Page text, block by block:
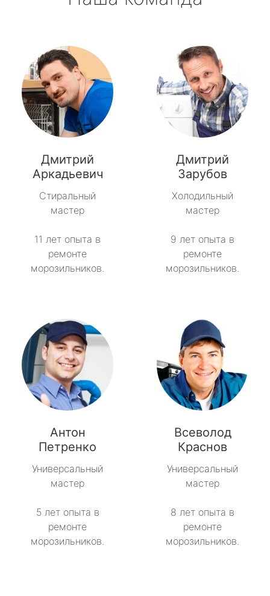
Дмитрий
Аркадьевич
Стиральный
мастер
11 лет опыта в
ремонте
морозильников.
Дмитрий
Зарубов
Холодильный
мастер
9 лет опыта в
ремонте
морозильников.
Антон
Петренко
Универсальный
мастер
5 лет опыта в
ремонте
морозильников.
Всеволод
Краснов
Универсальный
мастер
8 лет опыта в
ремонте
морозильников.